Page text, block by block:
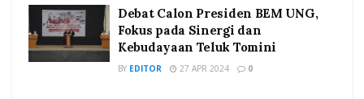
Debat Calon Presiden BEM UNG,
Fokus pada Sinergi dan
Kebudayaan Teluk Tomini
BY EDITOR 27 APR 2024 0